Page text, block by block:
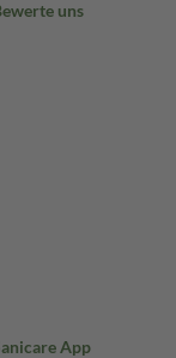
uns
App